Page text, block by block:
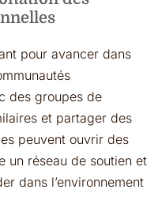
pour avancer dans
des groupes de
et partager des
peuvent ouvrir des
un réseau de soutien et
dans l’environnement